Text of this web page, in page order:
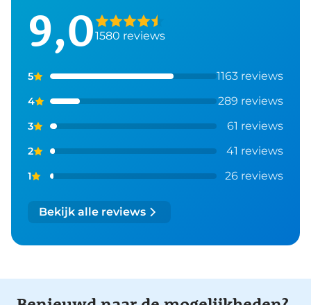
9,01580 reviews
5 1163 reviews
4 289 reviews
3 61 reviews
2 41 reviews
1 26 reviews
Bekijk alle reviews